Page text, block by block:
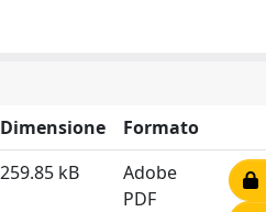
Dimensione
Formato
259.85 kB
Adobe
PDF